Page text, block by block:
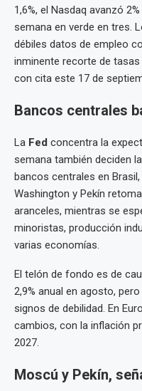
1,6%, el Nasdaq avanzó
semana en verde en tres.
débiles datos de empleo
inminente recorte de
con cita este 17 de
Bancos centrales
La Fed concentra la
semana también deciden la
bancos centrales en
Washington y Pekín
aranceles, mientras se
minoristas, producción
varias economías.
El telón de fondo es de
2,9% anual en agosto,
signos de debilidad. En
cambios, con la inflación
2027.
Moscú y Pekín,